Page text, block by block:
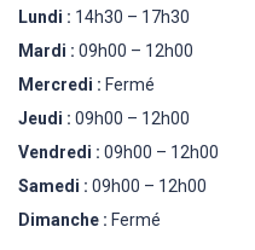
Lundi : 14h30 – 17h30
Mardi : 09h00 – 12h00
Mercredi : Fermé
Jeudi : 09h00 – 12h00
Vendredi : 09h00 – 12h00
Samedi : 09h00 – 12h00
Dimanche : Fermé